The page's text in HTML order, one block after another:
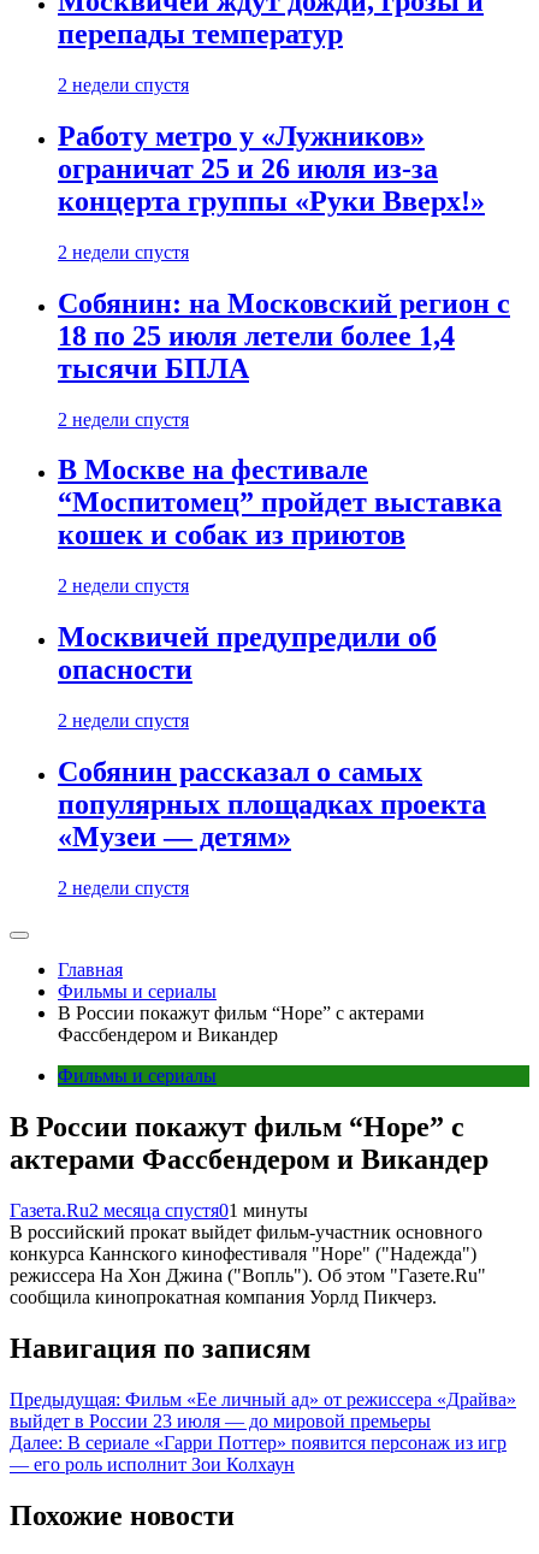
перепады температур
2 недели спустя
Работу метро у «Лужников»
ограничат 25 и 26 июля из-за
концерта группы «Руки Вверх!»
2 недели спустя
Собянин: на Московский регион с
18 по 25 июля летели более 1,4
тысячи БПЛА
2 недели спустя
В Москве на фестивале
“Моспитомец” пройдет выставка
кошек и собак из приютов
2 недели спустя
Москвичей предупредили об
опасности
2 недели спустя
Собянин рассказал о самых
популярных площадках проекта
«Музеи — детям»
2 недели спустя
Главная
Фильмы и сериалы
В России покажут фильм “Hope” с актерами
Фассбендером и Викандер
Фильмы и сериалы
В России покажут фильм “Hope” с
актерами Фассбендером и Викандер
Газета.Ru2 месяца спустя01 минуты
В российский прокат выйдет фильм-участник основного
конкурса Каннского кинофестиваля "Hope" ("Надежда")
режиссера На Хон Джина ("Вопль"). Об этом "Газете.Ru"
сообщила кинопрокатная компания Уорлд Пикчерз.
Навигация по записям
Предыдущая: Фильм «Ее личный ад» от режиссера «Драйва»
выйдет в России 23 июля — до мировой премьеры
Далее: В сериале «Гарри Поттер» появится персонаж из игр
— его роль исполнит Зои Колхаун
Похожие новости